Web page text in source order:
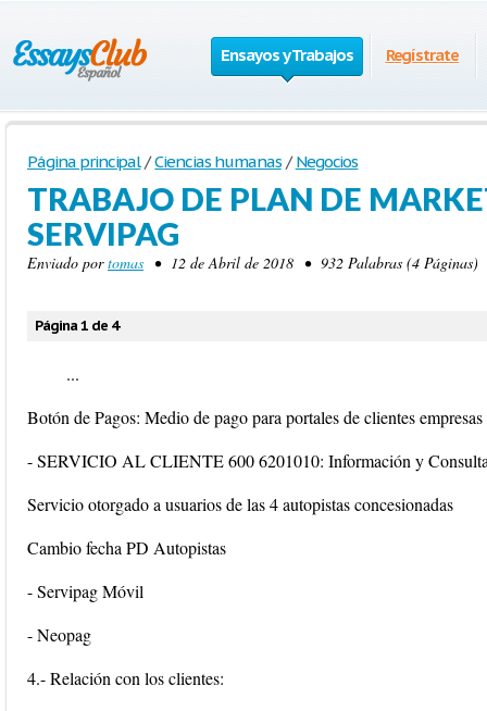
Ensayos y Trabajos Regístrate
Página principal / Ciencias humanas / Negocios
TRABAJO DE PLAN DE
SERVIPAG
Enviado portomas • 12 de Abril de 2018 • 932 Palabras (4
Página 1 de 4
...
Botón de Pagos: Medio de pago para portales de clientes empresas
- SERVICIO AL CLIENTE 600 6201010: Información y
Servicio otorgado a usuarios de las 4 autopistas concesionadas
Cambio fecha PD Autopistas
- Servipag Móvil
- Neopag
4.- Relación con los clientes: